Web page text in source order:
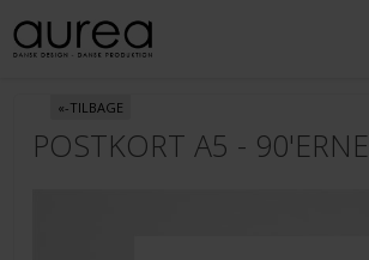
«-TILBAGE
POSTKORT A5 - 90'ERNE